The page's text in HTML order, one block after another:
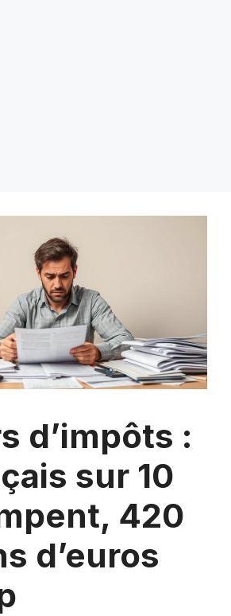
d’impôts :
sur 10
420
d’euros